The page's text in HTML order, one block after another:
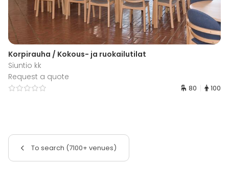
Korpirauha / Kokous- ja ruokailutilat
Siuntio kk
Request a quote
80 100
To search (7100+ venues)